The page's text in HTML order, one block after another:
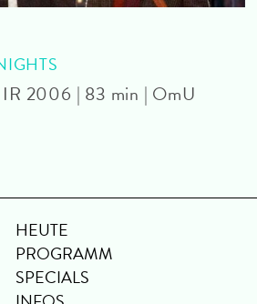
2006 | 83 min | OmU
HEUTE
PROGRAMM
SPECIALS